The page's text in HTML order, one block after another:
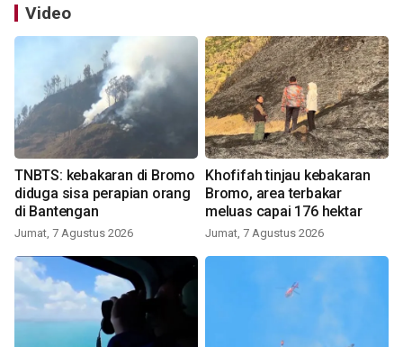
Video
TNBTS: kebakaran di Bromo
diduga sisa perapian orang
di Bantengan
Jumat, 7 Agustus 2026
Khofifah tinjau kebakaran
Bromo, area terbakar
meluas capai 176 hektar
Jumat, 7 Agustus 2026